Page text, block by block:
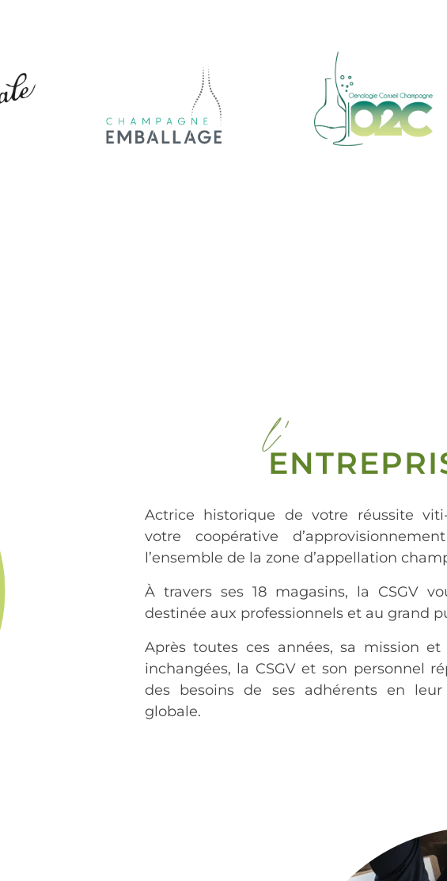
l'
Actrice historique de votre réussite
votre coopérative
l’ensemble de la zone d’appellation
À travers ses 18 magasins, la CSGV
destinée aux professionnels et au grand
Après toutes ces années, sa mission
inchangées, la CSGV et son personnel
des besoins de ses adhérents en
globale.